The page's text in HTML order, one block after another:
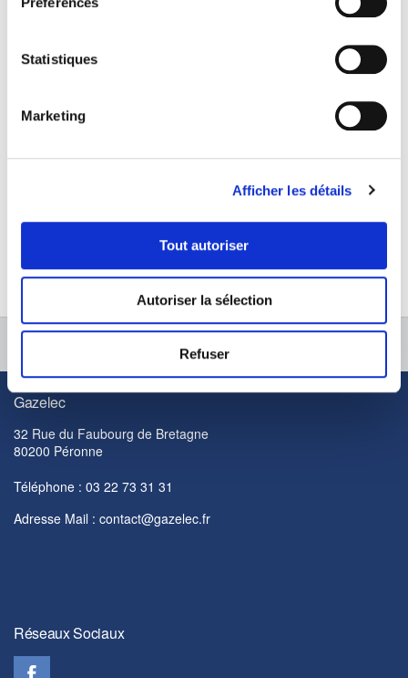
Statistiques
Marketing
Afficher les détails
Tout autoriser
Autoriser la sélection
Refuser
Adresse mail
Contact
Gazelec
32 Rue du Faubourg de Bretagne
80200 Péronne
Téléphone : 03 22 73 31 31
Adresse Mail : contact@gazelec.fr
Réseaux Sociaux